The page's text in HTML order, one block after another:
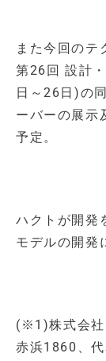
また今回のテ
第26回 設計
日～26日)の
ーバーの展示
予定。
ハクトが開発
モデルの開発
(※1)株式会社
赤浜1860、